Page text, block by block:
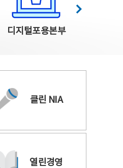
디지털포용본부
다음
클린 NIA
열린경영